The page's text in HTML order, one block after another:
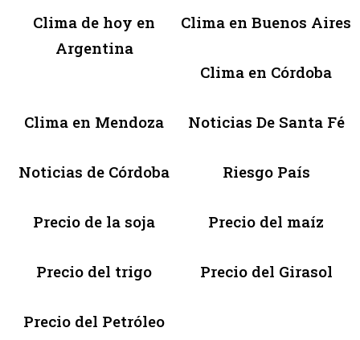
Clima de hoy en
Argentina
Clima en Buenos Aires
Clima en Córdoba
Clima en Mendoza Noticias De Santa Fé
Noticias de Córdoba Riesgo País
Precio de la soja Precio del maíz
Precio del trigo Precio del Girasol
Precio del Petróleo